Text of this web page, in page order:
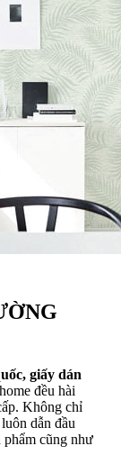
giấy dán
đều hài
Không chỉ
dẫn đầu
phẩm cũng như